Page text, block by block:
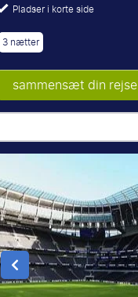
Pladser i korte side
3 nætter
sammensæt din rejse